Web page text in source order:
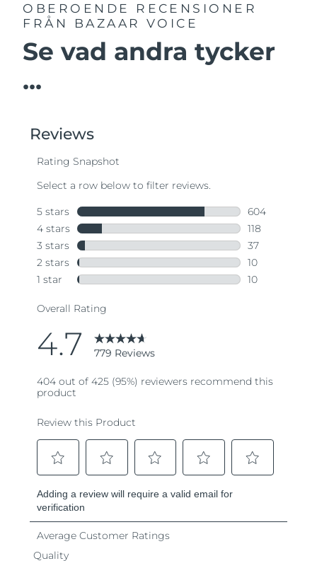
OBEROENDE RECENSIONER
FRÅN BAZAAR VOICE
Se vad andra tycker
...